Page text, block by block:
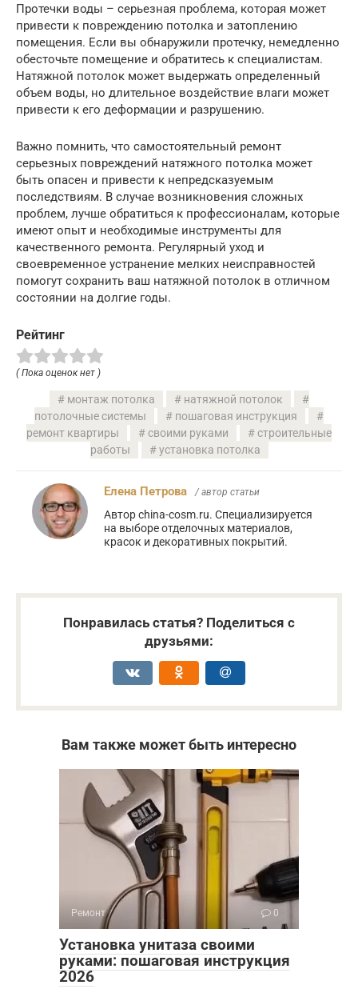
Протечки воды – серьезная проблема, которая может
привести к повреждению потолка и затоплению
помещения. Если вы обнаружили протечку, немедленно
обесточьте помещение и обратитесь к специалистам.
Натяжной потолок может выдержать определенный
объем воды, но длительное воздействие влаги может
привести к его деформации и разрушению.
Важно помнить, что самостоятельный ремонт
серьезных повреждений натяжного потолка может
быть опасен и привести к непредсказуемым
последствиям. В случае возникновения сложных
проблем, лучше обратиться к профессионалам, которые
имеют опыт и необходимые инструменты для
качественного ремонта. Регулярный уход и
своевременное устранение мелких неисправностей
помогут сохранить ваш натяжной потолок в отличном
состоянии на долгие годы.
Рейтинг
( Пока оценок нет )
монтаж потолка
натяжной потолок
потолочные системы
пошаговая инструкция
ремонт квартиры
своими руками
строительные
работы
установка потолка
Елена Петрова / автор статьи
Автор china-cosm.ru. Специализируется
на выборе отделочных материалов,
красок и декоративных покрытий.
Понравилась статья? Поделиться с
друзьями:
Вам также может быть интересно
Ремонт 0
Установка унитаза своими
руками: пошаговая инструкция
2026